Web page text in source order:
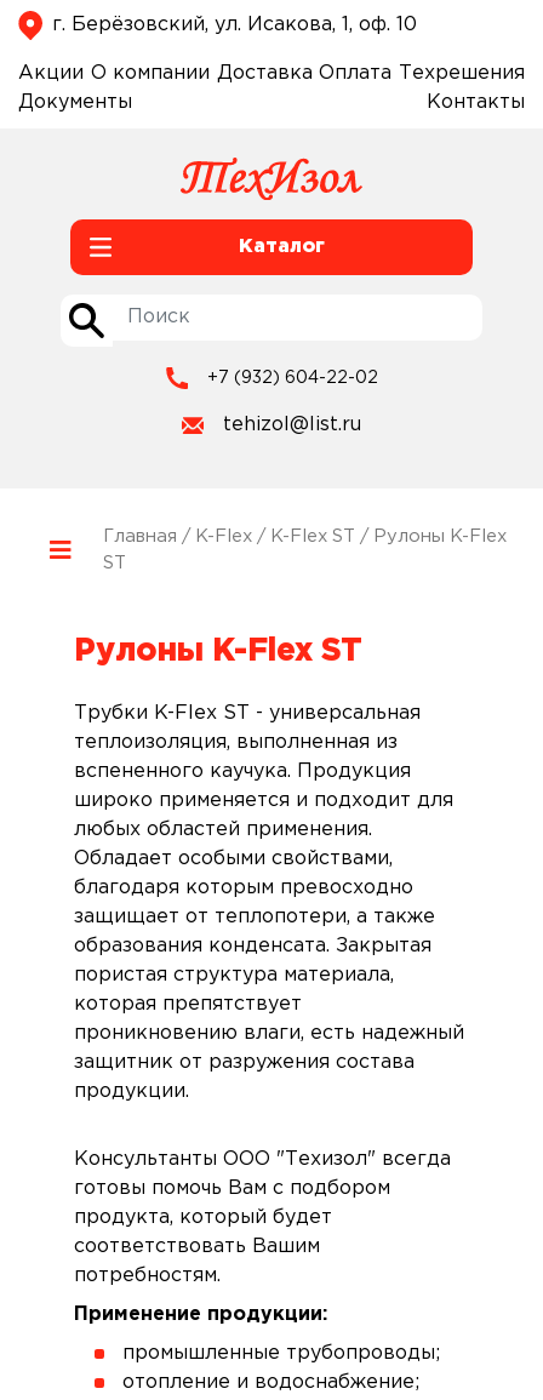
г. Берёзовский, ул. Исакова, 1, оф. 10
Акции О компании Доставка Оплата
Техрешения
Документы
Контакты
Каталог
+7 (932) 604-22-02
tehizol@list.ru
Главная / K-Flex/ K-Flex ST
/ Рулоны K-Flex
ST
Рулоны K-Flex ST
Трубки K-Flex ST - универсальная
теплоизоляция, выполненная из
вспененного каучука. Продукция
широко применяется и подходит для
любых областей применения.
Обладает особыми свойствами,
благодаря которым превосходно
защищает от теплопотери, а также
образования конденсата. Закрытая
пористая структура материала,
которая препятствует
проникновению влаги, есть надежный
защитник от разружения состава
продукции.
Консультанты ООО "Техизол" всегда
готовы помочь Вам с подбором
продукта, который будет
соответствовать Вашим
потребностям.
Применение продукции:
промышленные трубопроводы;
отопление и водоснабжение;